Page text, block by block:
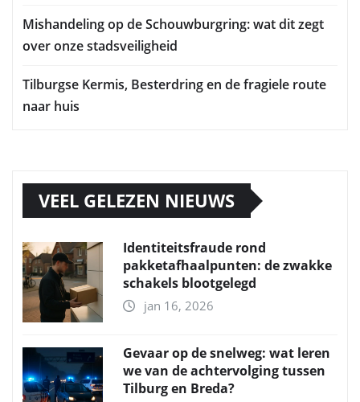
Mishandeling op de Schouwburgring: wat dit zegt
over onze stadsveiligheid
Tilburgse Kermis, Besterdring en de fragiele route
naar huis
VEEL GELEZEN NIEUWS
Identiteitsfraude rond
pakketafhaalpunten: de zwakke
schakels blootgelegd
jan 16, 2026
Gevaar op de snelweg: wat leren
we van de achtervolging tussen
Tilburg en Breda?